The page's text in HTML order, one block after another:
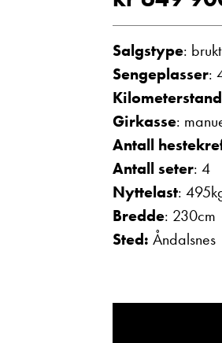
Janne
Salgstype: brukt
Sengeplasser:
Kilometerstand
Girkasse:
Antall
Antall seter: 4
Nyttelast:
Bredde: 230cm
Sted: Åndalsnes